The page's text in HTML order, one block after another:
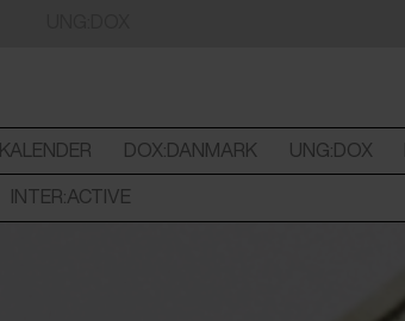
KALENDER DOX:DANMARK UNG:DOX
INTER:ACTIVE